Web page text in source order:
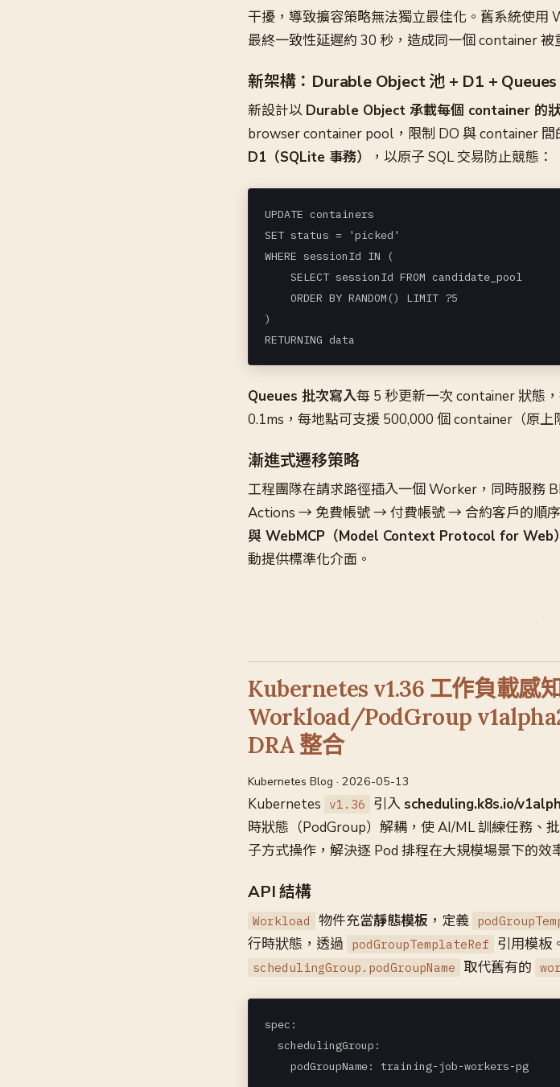
干擾，導致擴容策略無法獨立最佳化。舊系統使用
最終一致性延遲約 30 秒，造成同一個 container 被
新架構：Durable Object 池 + D1 + Queues
新設計以 Durable Object 承載每個 container 的
browser container pool，限制 DO 與 container
D1（SQLite 事務）
，以原子 SQL 交易防止競態：
UPDATE containers
SET status = 'picked'
WHERE sessionId IN (
    SELECT sessionId FROM candidate_pool
    ORDER BY RANDOM() LIMIT ?5
)
RETURNING data
Queues 批次寫入每 5 秒更新一次 container 狀態
0.1ms，每地點可支援 500,000 個 container（原上
漸進式遷移策略
工程團隊在請求路徑插入一個 Worker，同時服務
Actions → 免費帳號 → 付費帳號 → 合約客戶的順
與 WebMCP（Model Context Protocol for Web）
動提供標準化介面。
Kubernetes v1.36 工作負載感
Workload/PodGroup
DRA 整合
Kubernetes Blog · 2026-05-13
Kubernetes v1.36 引入 scheduling.k8s.io/
時狀態（PodGroup）解耦，使 AI/ML 訓練任務、
子方式操作，解決逐 Pod 排程在大規模場景下的效
API 結構
Workload 物件充當靜態模板 ，定義
行時狀態，透過 podGroupTemplateRef 引用模板
schedulingGroup.podGroupName 取代舊有的
spec:
  schedulingGroup:
    podGroupName: training-job-workers-pg